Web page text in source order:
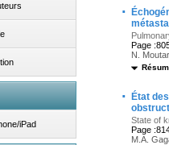
iPad
·
Page
N.
·
État
State of
Page
M.A.